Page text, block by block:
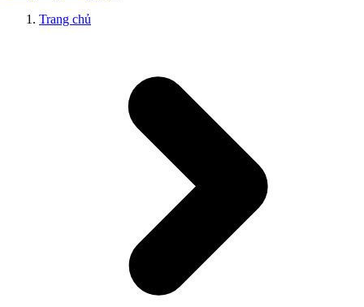
Trang chủ